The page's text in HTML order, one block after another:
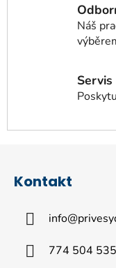
Náš
Servis
Kontakt
info@
774 504 535